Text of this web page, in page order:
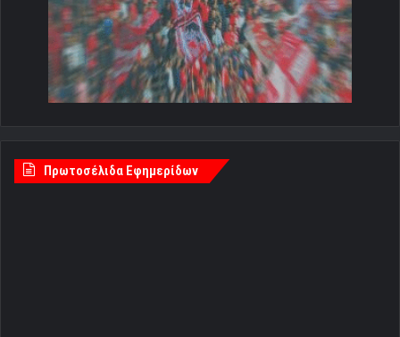
Πρωτοσέλιδα Εφημερίδων